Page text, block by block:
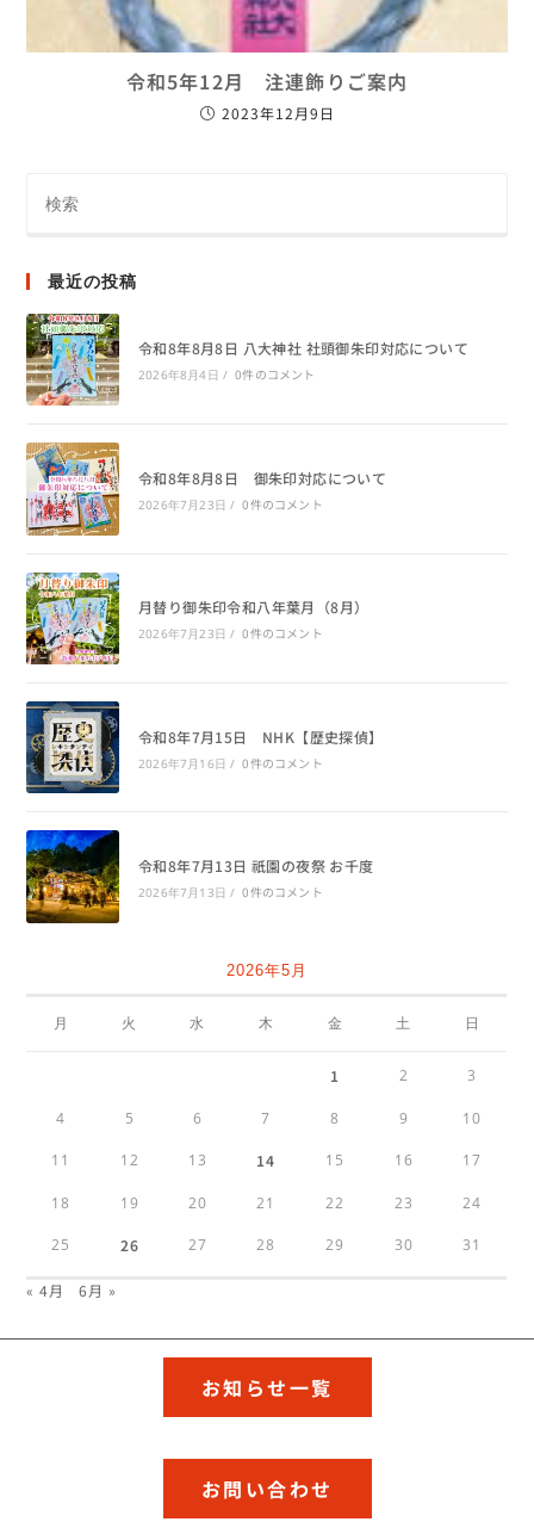
令和5年12月 注連飾りご案内
2023年12月9日
最近の投稿
令和8年8月8日 八大神社 社頭御朱印対応について
2026年8月4日 / 0件のコメント
令和8年8月8日 御朱印対応について
2026年7月23日 / 0件のコメント
月替り御朱印令和八年葉月（8月）
2026年7月23日 / 0件のコメント
令和8年7月15日 NHK【歴史探偵】
2026年7月16日 / 0件のコメント
令和8年7月13日 祇園の夜祭 お千度
2026年7月13日 / 0件のコメント
2026年5月
月 火 水 木 金 土 日
1 2 3
4 5 6 7 8 9 10
11 12 13 14 15 16 17
18 19 20 21 22 23 24
25 26 27 28 29 30 31
« 4月 6月 »
お知らせ一覧
お問い合わせ